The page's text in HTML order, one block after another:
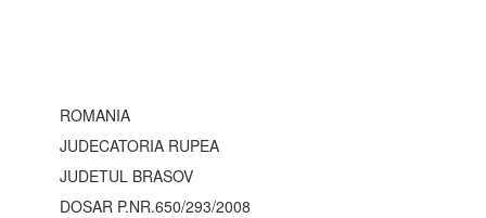
ROMANIA
JUDECATORIA RUPEA
JUDETUL BRASOV
DOSAR P.NR.650/293/2008